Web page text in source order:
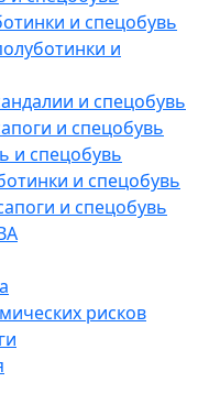
и спецобувь
и
и спецобувь
и спецобувь
и спецобувь
и спецобувь
и спецобувь
рисков